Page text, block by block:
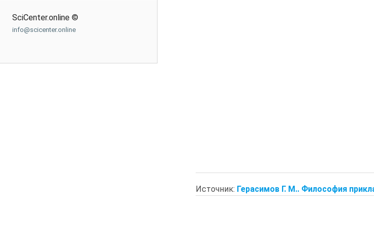
SciCenter.online ©
info@scicenter.online
Источник: Герасимов Г. М.. Философия